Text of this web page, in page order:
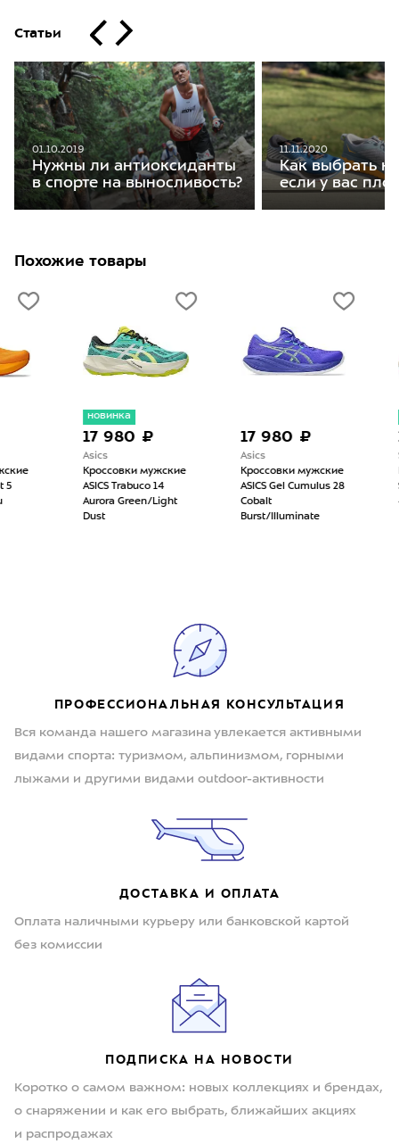
Статьи
01.10.2019
Нужны ли антиоксиданты
в спорте на выносливость?
11.11.2020
Как выбрать
если у вас
Похожие товары
новинка
17 980 ₽
Кроссовки мужские
ASICS Trabuco 14
Aurora Green/Light
17 980 ₽
Кроссовки мужские
ASICS Gel Cumulus 28
Burst/Illuminate
18
4
ПРОФЕССИОНАЛЬНАЯ КОНСУЛЬТАЦИЯ
Вся команда нашего магазина увлекается активными
видами спорта: туризмом, альпинизмом, горными
лыжами и другими видами outdoor-активности
ДОСТАВКА И ОПЛАТА
Оплата наличными курьеру или банковской картой
без комиссии
ПОДПИСКА НА НОВОСТИ
Коротко о самом важном: новых коллекциях и брендах,
о снаряжении и как его выбрать, ближайших акциях
и распродажах